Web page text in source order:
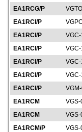
EA1RCG/P
EA1RCI/P
EA1RCI/P
EA1RCI/P
EA1RCI/P
EA1RCI/P
EA1RCI/P
EA1RCM
EA1RCM
EA1RCM/P